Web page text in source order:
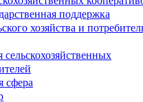
поддержка
хозяйства и
сфера